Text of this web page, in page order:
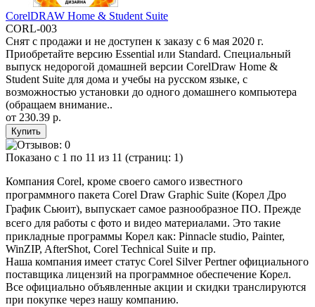
CorelDRAW Home & Student Suite
CORL-003
Снят с продажи и не доступен к заказу с 6 мая 2020 г.
Приобретайте версию Essential или Standard. Специальный
выпуск недорогой домашней версии CorelDraw Home &
Student Suite для дома и учебы на русском языке, с
возможностью установки до одного домашнего компьютера
(обращаем внимание..
от 230.39 р.
Показано с 1 по 11 из 11 (страниц: 1)
Компания Corel, кроме своего самого известного
программного пакета Corel Draw Graphic Suite (Корел Дро
График Сьюит), выпускает самое разнообразное ПО. Прежде
всего для работы с фото и видео материалами. Это такие
прикладные программы Корел как: Pinnacle studio, Painter,
WinZIP, AfterShot, Corel Technical Suite и пр.
Наша компания имеет статус Corel Silver Pertner официального
поставщика лицензий на программное обеспечение Корел.
Все официально объявленные акции и скидки транслируются
при покупке через нашу компанию.